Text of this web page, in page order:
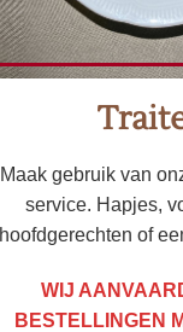
Maak gebruik van
service. Hapjes,
hoofdgerechten of
WIJ
BESTELLINGEN